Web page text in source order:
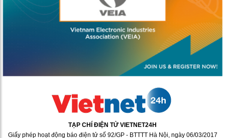
TẠP CHÍ ĐIỆN TỬ VIETNET24H
Giấy phép hoạt động báo điện tử số 92/GP - BTTTT Hà Nội, ngày 06/03/2017